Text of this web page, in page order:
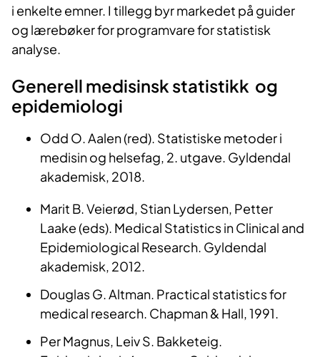
i enkelte emner. I tillegg byr markedet på guider
og lærebøker for programvare for statistisk
analyse.
Generell medisinsk statistikk og
epidemiologi
Odd O. Aalen (red). Statistiske metoder i
medisin og helsefag, 2. utgave. Gyldendal
akademisk, 2018.
Marit B. Veierød, Stian Lydersen, Petter
Laake (eds). Medical Statistics in Clinical and
Epidemiological Research. Gyldendal
akademisk, 2012.
Douglas G. Altman. Practical statistics for
medical research. Chapman & Hall, 1991.
Per Magnus, Leiv S. Bakketeig.